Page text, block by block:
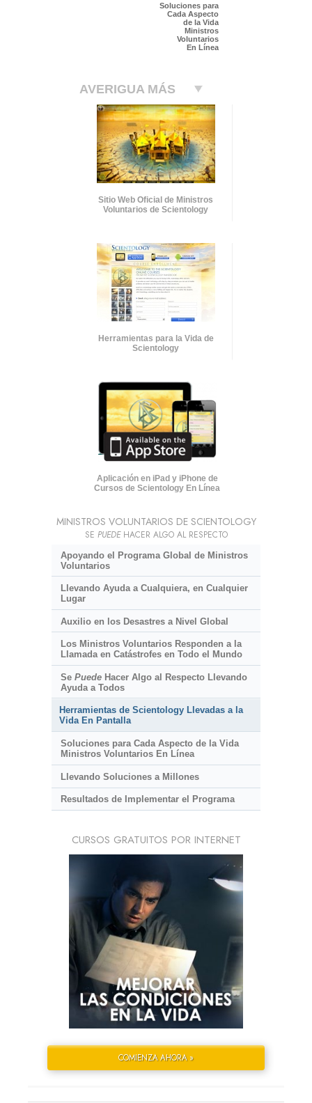
Soluciones para
Cada Aspecto
de la Vida
Ministros
Voluntarios
En Línea
AVERIGUA MÁS
Sitio Web Oficial de Ministros
Voluntarios de Scientology
Herramientas para la Vida de
Scientology
Aplicación en iPad y iPhone de
Cursos de Scientology En Línea
MINISTROS VOLUNTARIOS DE SCIENTOLOGY
SE PUEDEHACER ALGO AL RESPECTO
Apoyando el Programa Global de Ministros
Voluntarios
Llevando Ayuda a Cualquiera, en Cualquier
Lugar
Auxilio en los Desastres a Nivel Global
Los Ministros Voluntarios Responden a la
Llamada en Catástrofes en Todo el Mundo
Se PuedeHacer Algo al Respecto Llevando
Ayuda a Todos
Herramientas de Scientology Llevadas a la
Vida En Pantalla
Soluciones para Cada Aspecto de la Vida
Ministros Voluntarios En Línea
Llevando Soluciones a Millones
Resultados de Implementar el Programa
CURSOS GRATUITOS POR INTERNET
COMIENZA AHORA »